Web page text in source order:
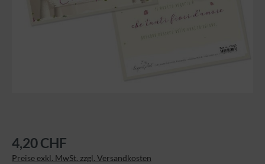
4,20 CHF
Preise exkl. MwSt. zzgl. Versandkosten